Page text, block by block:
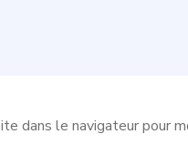
dans le navigateur pour